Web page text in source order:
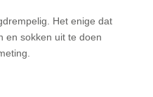
Het enige dat
en sokken uit te doen